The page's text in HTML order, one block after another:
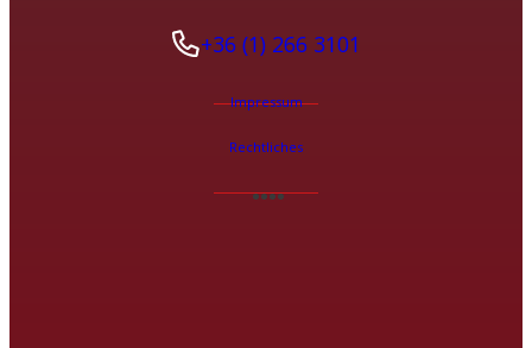
+36 (1) 266 3101
Impressum
Rechtliches